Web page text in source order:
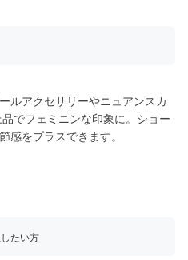
ルアクセサリーやニュアンスカ
でフェミニンな印象に。ショー
感をプラスできます。